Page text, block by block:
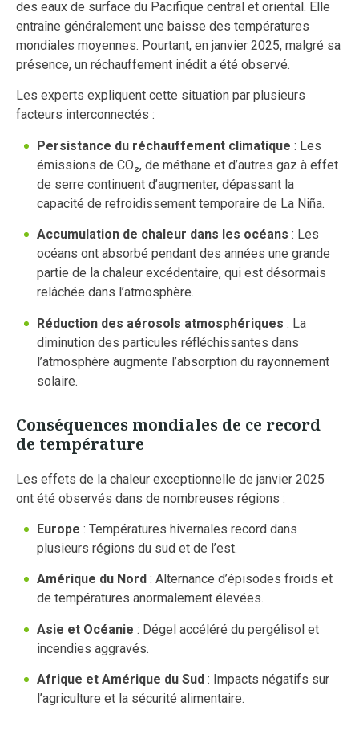
des eaux de surface du Pacifique central et oriental. Elle
entraîne généralement une baisse des températures
mondiales moyennes. Pourtant, en janvier 2025, malgré sa
présence, un réchauffement inédit a été observé.
Les experts expliquent cette situation par plusieurs
facteurs interconnectés :
Persistance du réchauffement climatique : Les
émissions de CO₂, de méthane et d’autres gaz à effet
de serre continuent d’augmenter, dépassant la
capacité de refroidissement temporaire de La Niña.
Accumulation de chaleur dans les océans : Les
océans ont absorbé pendant des années une grande
partie de la chaleur excédentaire, qui est désormais
relâchée dans l’atmosphère.
Réduction des aérosols atmosphériques : La
diminution des particules réfléchissantes dans
l’atmosphère augmente l’absorption du rayonnement
solaire.
Conséquences mondiales de ce record
de température
Les effets de la chaleur exceptionnelle de janvier 2025
ont été observés dans de nombreuses régions :
Europe : Températures hivernales record dans
plusieurs régions du sud et de l’est.
Amérique du Nord : Alternance d’épisodes froids et
de températures anormalement élevées.
Asie et Océanie : Dégel accéléré du pergélisol et
incendies aggravés.
Afrique et Amérique du Sud : Impacts négatifs sur
l’agriculture et la sécurité alimentaire.